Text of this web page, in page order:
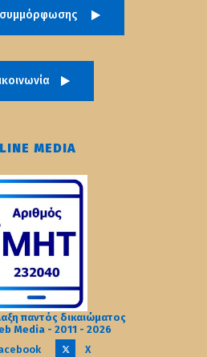
MEDIA
παντός δικαιώματος
Media - 2011 - 2026
X